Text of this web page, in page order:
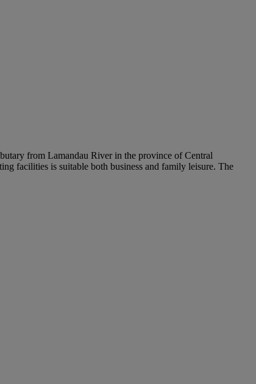
from Lamandau River in the province of Central
facilities is suitable both business and family leisure. The